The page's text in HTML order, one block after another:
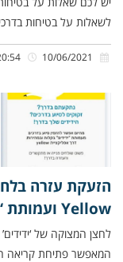
לשאלות על בטיחות
הזעקת עזרה
Yellow ועמותת ‘ידידים’
המאפשר פתיחת קריאה